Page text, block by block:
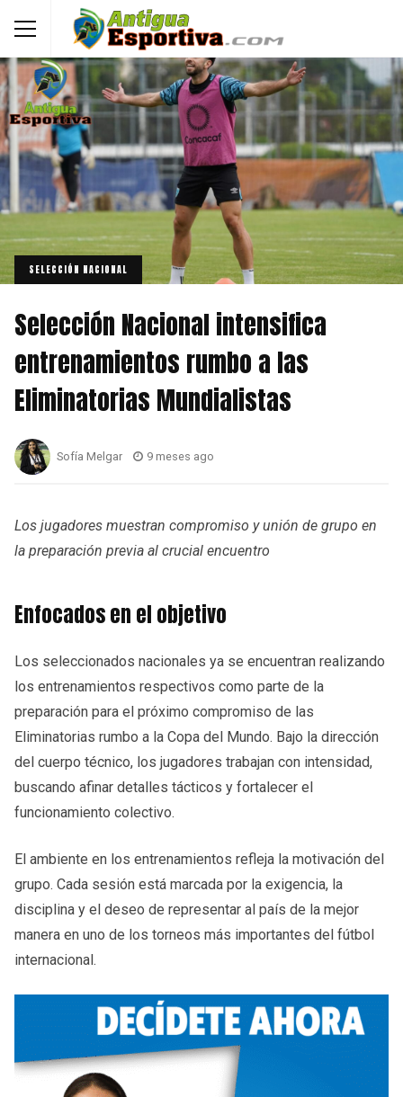
SELECCIÓN NACIONAL
Selección Nacional intensifica
entrenamientos rumbo a las
Eliminatorias Mundialistas
Sofía Melgar 9 meses ago
Los jugadores muestran compromiso y unión de grupo en
la preparación previa al crucial encuentro
Enfocados en el objetivo
Los seleccionados nacionales ya se encuentran realizando
los entrenamientos respectivos como parte de la
preparación para el próximo compromiso de las
Eliminatorias rumbo a la Copa del Mundo. Bajo la dirección
del cuerpo técnico, los jugadores trabajan con intensidad,
buscando afinar detalles tácticos y fortalecer el
funcionamiento colectivo.
El ambiente en los entrenamientos refleja la motivación del
grupo. Cada sesión está marcada por la exigencia, la
disciplina y el deseo de representar al país de la mejor
manera en uno de los torneos más importantes del fútbol
internacional.